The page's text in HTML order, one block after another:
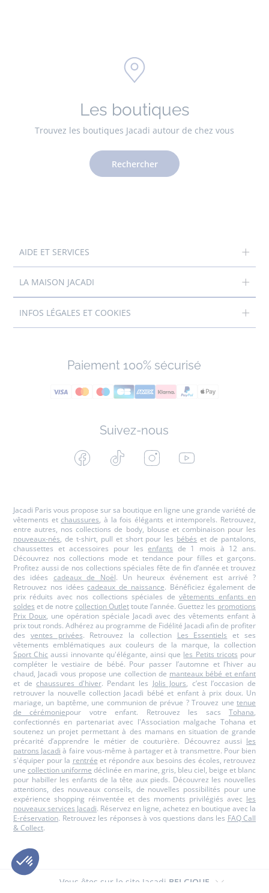
Les boutiques
Trouvez les boutiques Jacadi autour de chez vous
Rechercher
AIDE ET SERVICES
LA MAISON JACADI
INFOS LÉGALES ET COOKIES
Paiement 100% sécurisé
Suivez-nous
Facebook Tiktok InstagramYoutube
Jacadi Paris vous propose sur sa boutique en ligne une grande variété de
vêtements etchaussures, à la fois élégants et intemporels. Retrouvez,
entre autres, nos collections de body, blouse et combinaison pour les
nouveaux-nés, de t-shirt, pull et short pour les bébés et de pantalons,
chaussettes et accessoires pour lesenfants de 1 mois à 12 ans.
Découvrez nos collections mode et tendance pour filles et garçons.
Profitez aussi de nos collections spéciales fête de fin d’année et trouvez
des idées cadeaux de Noël. Un heureux événement est arrivé ?
Retrouvez nos idéescadeaux de naissance. Bénéficiez également de
prix réduits avec nos collections spéciales devêtements enfants en
soldes et de notre collection Outlettoute l’année. Guettez les promotions
Prix Doux, une opération spéciale Jacadi avec des vêtements enfant à
prix tout ronds. Adhérez au programme de Fidélité Jacadi afin de profiter
des ventes privées. Retrouvez la collection Les Essentiels et ses
vêtements emblématiques aux couleurs de la marque, la collection
Sport Chic aussi innovante qu'élégante, ainsi que les Petits tricots pour
compléter le vestiaire de bébé. Pour passer l’automne et l’hiver au
chaud, Jacadi vous propose une collection de manteaux bébé et enfant
et dechaussures d'hiver. Pendant les Jolis Jours, c’est l’occasion de
retrouver la nouvelle collection Jacadi bébé et enfant à prix doux. Un
mariage, un baptême, une communion de prévue ? Trouvez une tenue
de cérémoniepour votre enfant. Retrouvez les sacsTohana,
confectionnés en partenariat avec l'Association malgache Tohana et
soutenez un projet permettant à des mamans en situation de grande
précarité d’apprendre le métier de couturière. Découvrez aussi les
patrons Jacadi à faire vous-même à partager et à transmettre. Pour bien
s'équiper pour la rentrée et répondre aux besoins des écoles, retrouvez
une collection uniforme déclinée en marine, gris, bleu ciel, beige et blanc
pour habiller les enfants de la tête aux pieds. Découvrez les nouvelles
attentions, des nouveaux conseils, de nouvelles possibilités pour une
expérience shopping réinventée et des moments privilégiés avec les
nouveaux services Jacadi. Réservez en ligne, achetez en boutique avec la
E-réservation. Retrouvez les réponses à vos questions dans les FAQ Call
& Collect.
Vous êtes sur le site Jacadi BELGIQUE